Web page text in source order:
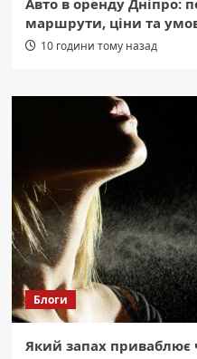
маршрути, ціни та
10 години тому назад
Блоги
Який запах приваблює